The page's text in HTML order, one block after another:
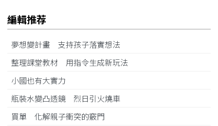
編輯推荐
夢想變計畫 支持孩子落實想法
整理課堂教材 用指令生成新玩法
小國也有大實力
瓶裝水變凸透鏡 烈日引火燒車
買單 化解親子衝突的竅門